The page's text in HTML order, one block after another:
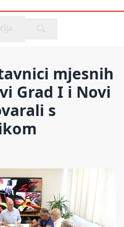
mjesnih
Grad I i Novi
s